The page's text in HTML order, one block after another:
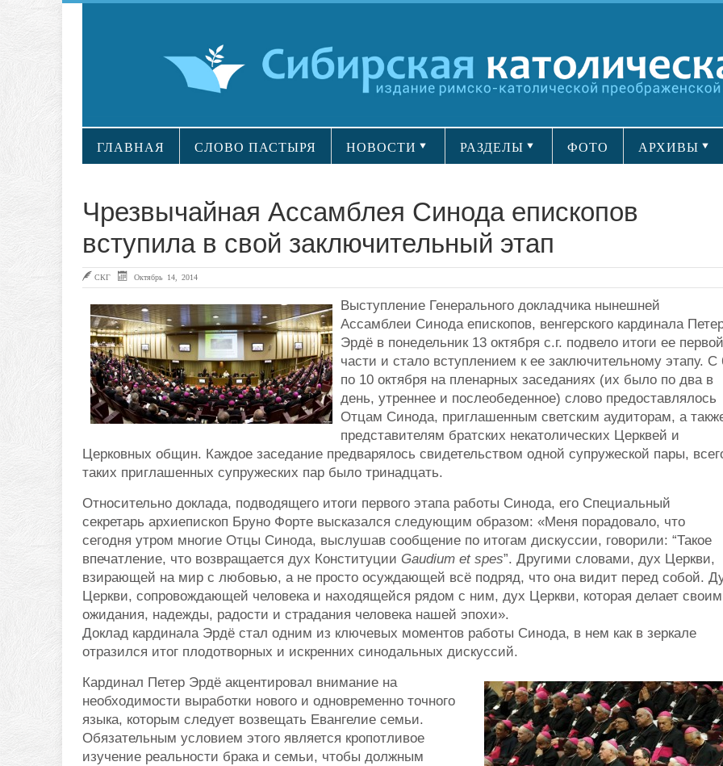
ГЛАВНАЯ СЛОВО ПАСТЫРЯ НОВОСТИ РАЗДЕЛЫ ФОТО АРХИВЫ
Чрезвычайная Ассамблея Синода епископов
вступила в свой заключительный этап
СКГ Октябрь 14, 2014
Выступление Генерального докладчика нынешней
Ассамблеи Синода епископов, венгерского кардинала
Эрдё в понедельник 13 октября с.г. подвело итоги ее первой
части и стало вступлением к ее заключительному этапу. С
по 10 октября на пленарных заседаниях (их было по два в
день, утреннее и послеобеденное) слово предоставлялось
Отцам Синода, приглашенным светским аудиторам, а
представителям братских некатолических Церквей и
Церковных общин. Каждое заседание предварялось свидетельством одной супружеской пары,
таких приглашенных супружеских пар было тринадцать.
Относительно доклада, подводящего итоги первого этапа работы Синода, его Специальный
секретарь архиепископ Бруно Форте высказался следующим образом: «Меня порадовало, что
сегодня утром многие Отцы Синода, выслушав сообщение по итогам дискуссии, говорили: “Такое
впечатление, что возвращается дух Конституции Gaudium et spes”. Другими словами, дух Церкви,
взирающей на мир с любовью, а не просто осуждающей всё подряд, что она видит перед собой.
Церкви, сопровождающей человека и находящейся рядом с ним, дух Церкви, которая делает
ожидания, надежды, радости и страдания человека нашей эпохи».
Доклад кардинала Эрдё стал одним из ключевых моментов работы Синода, в нем как в зеркале
отразился итог плодотворных и искренних синодальных дискуссий.
Кардинал Петер Эрдё акцентировал внимание на
необходимости выработки нового и одновременно точного
языка, которым следует возвещать Евангелие семьи.
Обязательным условием этого является кропотливое
изучение реальности брака и семьи, чтобы должным